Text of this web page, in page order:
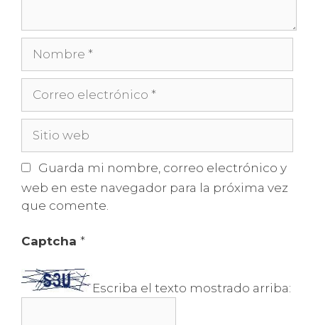
electrónico
web
Guarda mi nombre, correo electrónico y
web en este navegador para la próxima vez
que comente.
Captcha *
Escriba el texto mostrado arriba: